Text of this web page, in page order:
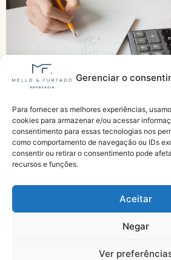
Gerenciar o
Para fornecer as melhores experiências,
cookies para armazenar e/ou acessar
consentimento para essas tecnologias nos
como comportamento de navegação ou IDs
consentir ou retirar o consentimento pode
recursos e funções.
Aceitar
Negar
Ver
Piso previdenciário tem
passa a ser de R$ 1.621 em
Especialistas em Aposentadorias